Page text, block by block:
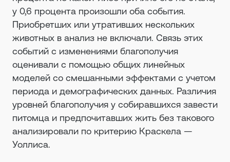
у 0,6 процента произошли оба события.
Приобретших или утративших нескольких
животных в анализ не включали. Связь этих
событий с изменениями благополучия
оценивали с помощью общих линейных
моделей со смешанными эффектами с учетом
периода и демографических данных. Различия
уровней благополучия у собиравшихся завести
питомца и предпочитавших жить без такового
анализировали по критерию Краскела —
Уоллиса.